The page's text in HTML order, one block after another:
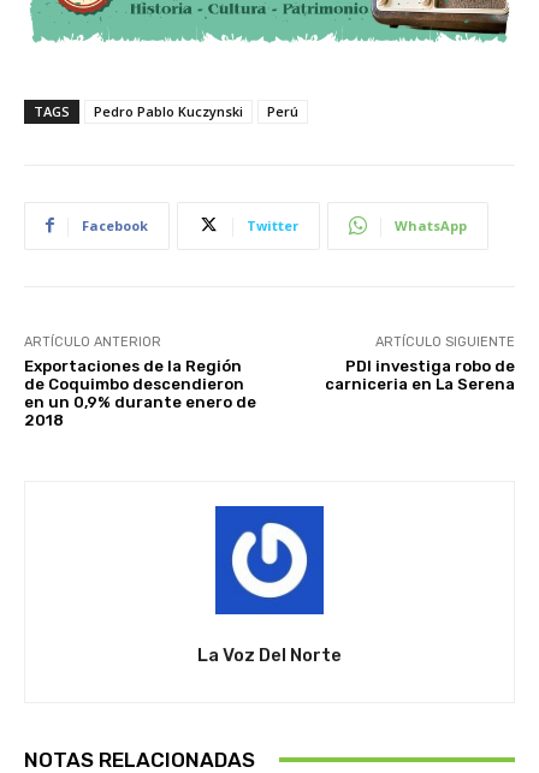
TAGS Pedro Pablo Kuczynski Perú
Facebook Twitter WhatsApp
ARTÍCULO ANTERIOR
Exportaciones de la Región
de Coquimbo descendieron
en un 0,9% durante enero de
2018
ARTÍCULO SIGUIENTE
PDI investiga robo de
carniceria en La Serena
La Voz Del Norte
NOTAS RELACIONADAS